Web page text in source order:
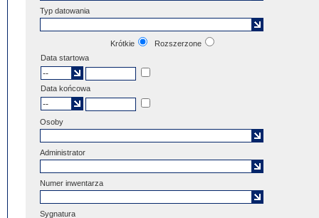
Typ datowania
Krótkie
Rozszerzone
Data startowa
Data końcowa
Osoby
Administrator
Numer inwentarza
Sygnatura